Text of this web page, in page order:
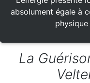
absolument égale à
physique
La